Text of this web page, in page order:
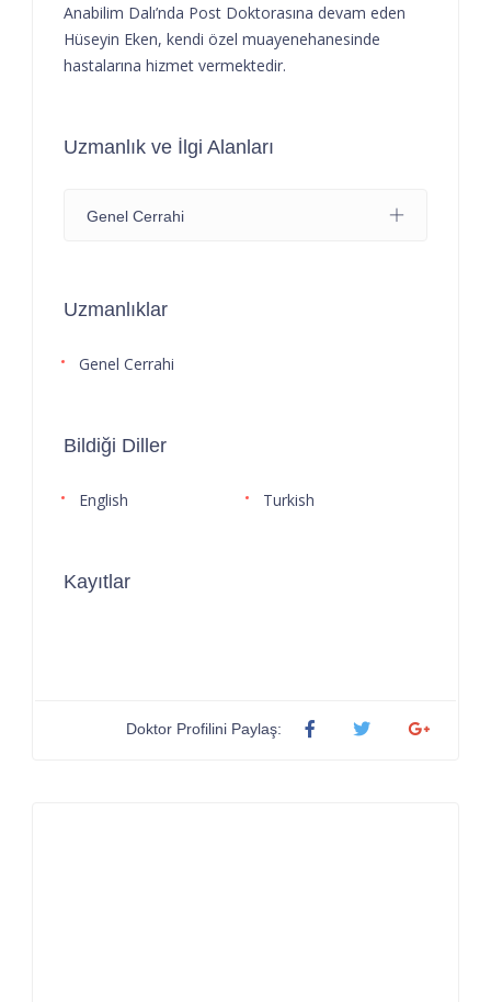
Anabilim Dalı’nda Post Doktorasına devam eden
Hüseyin Eken, kendi özel muayenehanesinde
hastalarına hizmet vermektedir.
Uzmanlık ve İlgi Alanları
Genel Cerrahi
Uzmanlıklar
Genel Cerrahi
Bildiği Diller
English Turkish
Kayıtlar
Doktor Profilini Paylaş: